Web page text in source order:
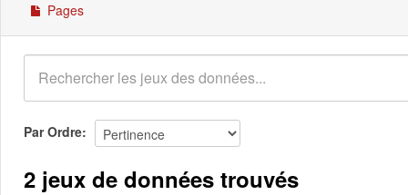
Pages
Par Ordre
2 jeux de données trouvés